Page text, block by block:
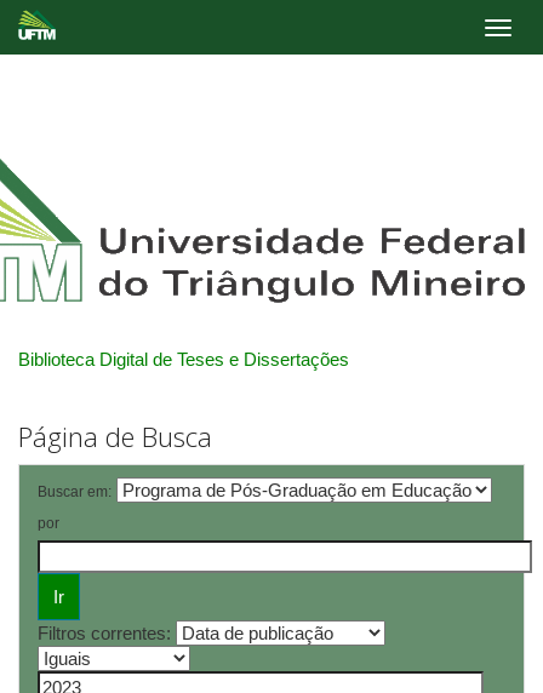
Biblioteca Digital de Teses e Dissertações
Página de Busca
Buscar em:
por
Filtros correntes: